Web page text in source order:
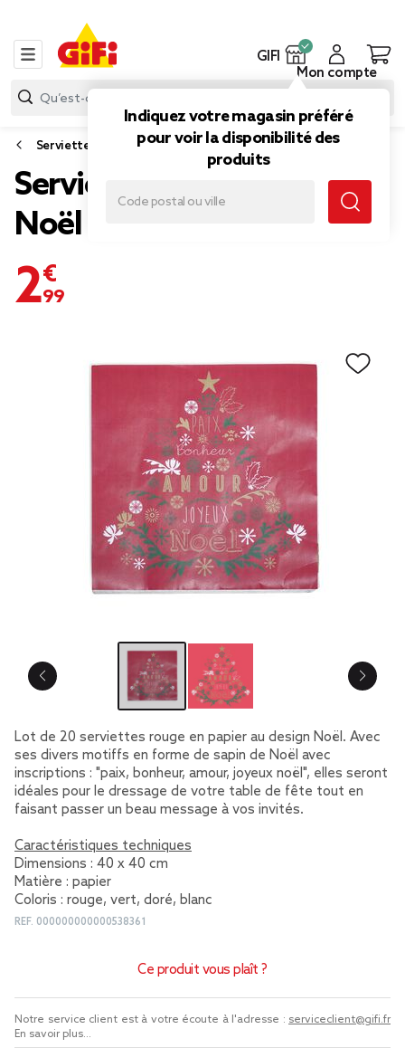
GIFI
Indiquez votre magasin préféré
pour voir la disponibilité des
produits
Mon compte
Serviette papier et nappe papier
Serviette en papier design
Noël rouge x 20
2,99 €
Lot de 20 serviettes rouge en papier au design Noël. Avec
ses divers motiffs en forme de sapin de Noël avec
inscriptions : "paix, bonheur, amour, joyeux noël", elles seront
idéales pour le dressage de votre table de fête tout en
faisant passer un beau message à vos invités.
Caractéristiques techniques
Dimensions : 40 x 40 cm
Matière : papier
Coloris : rouge, vert, doré, blanc
REF. 000000000000538361
Ce produit vous plaît ?
Notre service client est à votre écoute à l'adresse : serviceclient@gifi.fr
En savoir plus...